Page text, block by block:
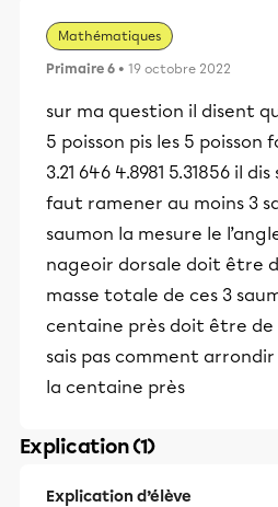
Mathématiques
Primaire 6 • 19 octobre 2022
sur ma question il disent
5 poisson pis les 5 poisson
3.21 646 4.8981 5.31856 il
faut ramener au moins 3
saumon la mesure le
nageoir dorsale doit être
masse totale de ces 3
centaine près doit être de
sais pas comment arrondir
la centaine près
Explication (1)
Explication d’élève